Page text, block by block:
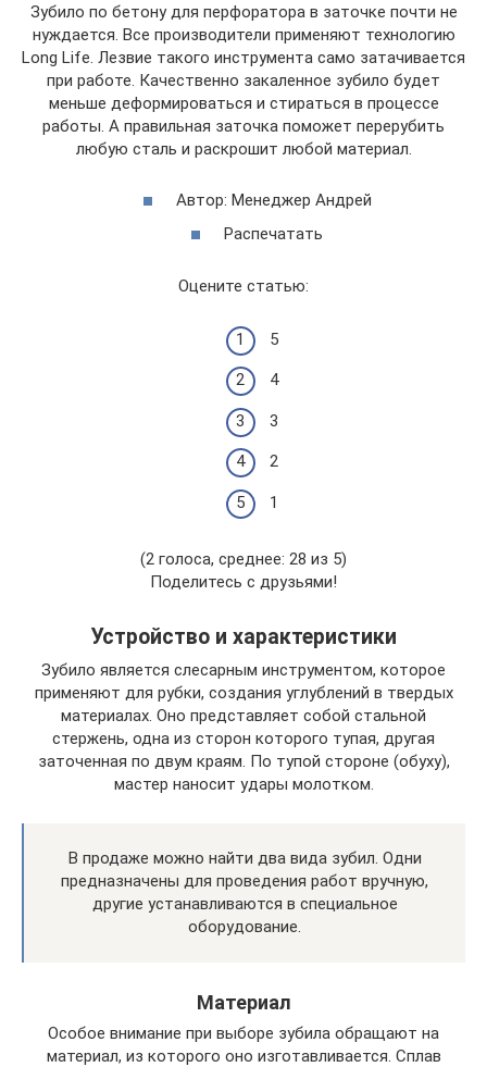
Зубило по бетону для перфоратора в заточке почти не
нуждается. Все производители применяют технологию
Long Life. Лезвие такого инструмента само затачивается
при работе. Качественно закаленное зубило будет
меньше деформироваться и стираться в процессе
работы. А правильная заточка поможет перерубить
любую сталь и раскрошит любой материал.
Автор: Менеджер Андрей
Распечатать
Оцените статью:
5
4
3
2
1
(2 голоса, среднее: 28 из 5)
Поделитесь с друзьями!
Устройство и характеристики
Зубило является слесарным инструментом, которое
применяют для рубки, создания углублений в твердых
материалах. Оно представляет собой стальной
стержень, одна из сторон которого тупая, другая
заточенная по двум краям. По тупой стороне (обуху),
мастер наносит удары молотком.
В продаже можно найти два вида зубил. Одни
предназначены для проведения работ вручную,
другие устанавливаются в специальное
оборудование.
Материал
Особое внимание при выборе зубила обращают на
материал, из которого оно изготавливается. Сплав